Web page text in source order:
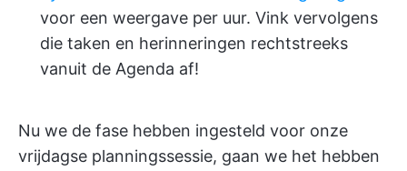
voor een weergave per uur. Vink vervolgens
die taken en herinneringen rechtstreeks
vanuit de Agenda af!
Nu we de fase hebben ingesteld voor onze
vrijdagse planningssessie, gaan we het hebben